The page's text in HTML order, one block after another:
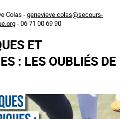
Colas -genevieve.colas@secours-
- 06 71 00 69 90
ET
: LES OUBLIÉS DE